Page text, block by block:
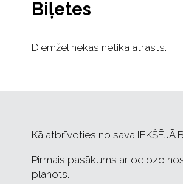
Biļetes
Diemžēl nekas netika atrasts.
Kā atbrīvoties no sava IEKŠĒJĀ
Pirmais pasākums ar odiozo
plānots.